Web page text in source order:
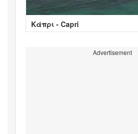
Κάπρι - Capri
Advertisement